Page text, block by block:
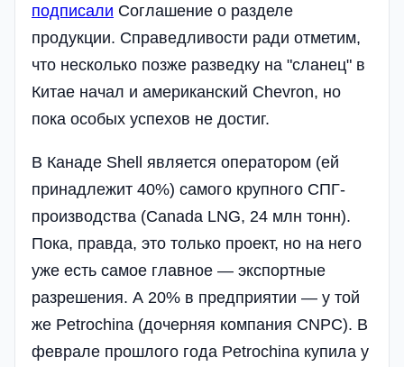
подписали Соглашение о разделе
продукции. Справедливости ради отметим,
что несколько позже разведку на "сланец" в
Китае начал и американский Chevron, но
пока особых успехов не достиг.
В Канаде Shell является оператором (ей
принадлежит 40%) самого крупного СПГ-
производства (Canada LNG, 24 млн тонн).
Пока, правда, это только проект, но на него
уже есть самое главное — экспортные
разрешения. А 20% в предприятии — у той
же Petrochina (дочерняя компания CNPC). В
феврале прошлого года Petrochina купила у